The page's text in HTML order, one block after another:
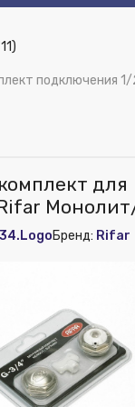
подключения
на веб-
для
Бренд: Rifar